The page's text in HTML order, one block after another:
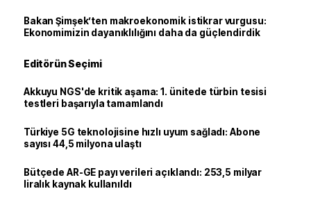
Bakan Şimşek’ten makroekonomik istikrar vurgusu:
Ekonomimizin dayanıklılığını daha da güçlendirdik
Editörün Seçimi
Akkuyu NGS'de kritik aşama: 1. ünitede türbin tesisi
testleri başarıyla tamamlandı
Türkiye 5G teknolojisine hızlı uyum sağladı: Abone
sayısı 44,5 milyona ulaştı
Bütçede AR-GE payı verileri açıklandı: 253,5 milyar
liralık kaynak kullanıldı